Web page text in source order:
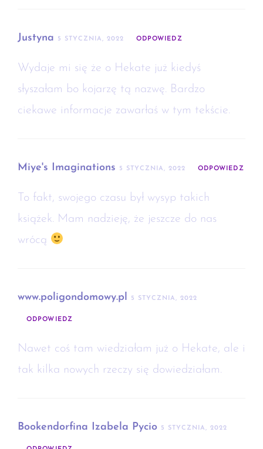
Justyna 5 STYCZNIA, 2022 ODPOWIEDZ
Wydaje mi się że o Hekate już kiedyś
słyszałam bo kojarzę tą nazwę. Bardzo
ciekawe informacje zawarłaś w tym tekście.
Miye's Imaginations 5 STYCZNIA, 2022 ODPOWIEDZ
To fakt, swojego czasu był wysyp takich
książek. Mam nadzieję, że jeszcze do nas
wrócą
www.poligondomowy.pl 5 STYCZNIA, 2022
ODPOWIEDZ
Nawet coś tam wiedziałam już o Hekate, ale i
tak kilka nowych rzeczy się dowiedziałam.
Bookendorfina Izabela Pycio 5 STYCZNIA, 2022